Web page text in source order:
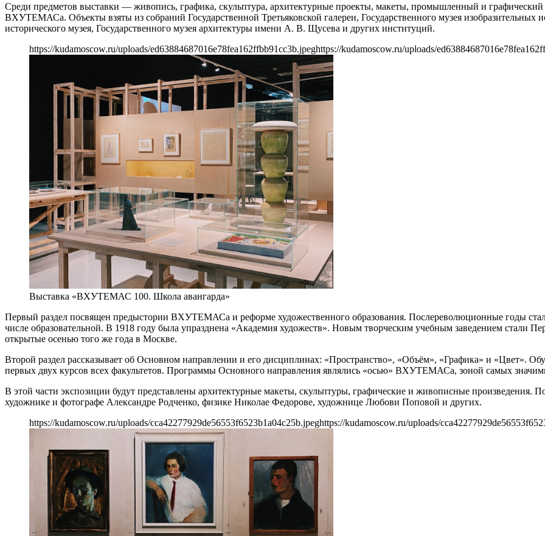
Среди предметов выставки — живопись, графика, скульптура, архитектурные проекты, макеты, промышленный и графический
ВХУТЕМАСа. Объекты взяты из собраний Государственной Третьяковской галереи, Государственного музея
исторического музея, Государственного музея архитектуры имени А. В. Щусева и других институций.
https://kudamoscow.ru/uploads/ed63884687016e78fea162ffbb91cc3b.jpeghttps://kudamoscow.ru/uploads/
Выставка «ВХУТЕМАС 100. Школа авангарда»
Первый раздел посвящен предыстории ВХУТЕМАСа и реформе художественного образования. Послереволюционные годы
числе образовательной. В 1918 году была упразднена «Академия художеств». Новым творческим учебным заведением стали
открытые осенью того же года в Москве.
Второй раздел рассказывает об Основном направлении и его дисциплинах: «Пространство», «Объём», «Графика» и «Цвет».
первых двух курсов всех факультетов. Программы Основного направления являлись «осью» ВХУТЕМАСа, зоной самых
В этой части экспозиции будут представлены архитектурные макеты, скульптуры, графические и живописные произведения.
художнике и фотографе Александре Родченко, физике Николае Федорове, художнице Любови Поповой и других.
https://kudamoscow.ru/uploads/cca42277929de56553f6523b1a04c25b.jpeghttps://kudamoscow.ru/uploads/